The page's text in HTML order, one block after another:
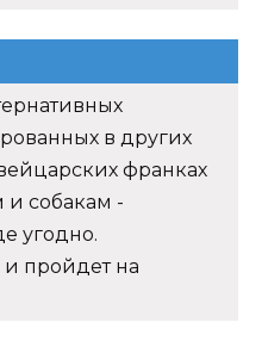
в других
франках
и собакам -
угодно.
пройдет на